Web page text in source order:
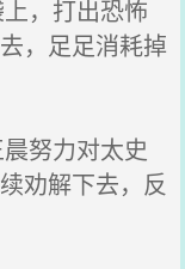
，打出恐怖
，足足消耗掉
努力对太史
劝解下去，反